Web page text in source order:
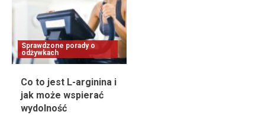
Sprawdzone porady o
odżywkach
Co to jest L-arginina i
jak może wspierać
wydolność